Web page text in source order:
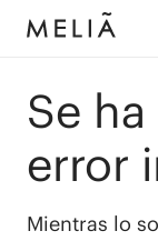
Se
error
Mientras lo